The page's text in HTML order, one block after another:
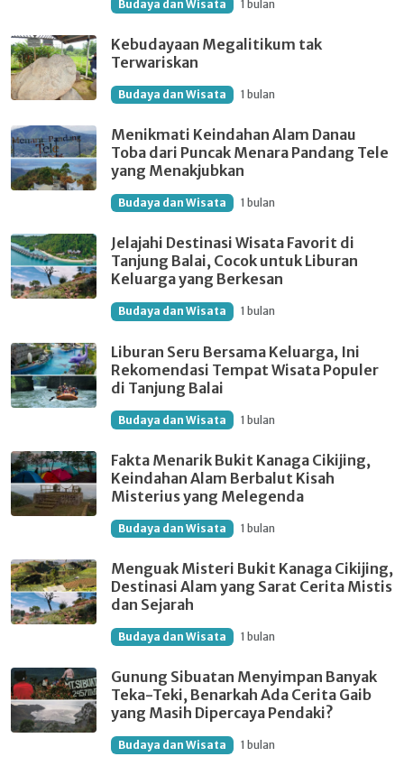
Budaya dan Wisata 1 bulan
Kebudayaan Megalitikum tak
Terwariskan
Budaya dan Wisata 1 bulan
Menikmati Keindahan Alam Danau
Toba dari Puncak Menara Pandang Tele
yang Menakjubkan
Budaya dan Wisata 1 bulan
Jelajahi Destinasi Wisata Favorit di
Tanjung Balai, Cocok untuk Liburan
Keluarga yang Berkesan
Budaya dan Wisata 1 bulan
Liburan Seru Bersama Keluarga, Ini
Rekomendasi Tempat Wisata Populer
di Tanjung Balai
Budaya dan Wisata 1 bulan
Fakta Menarik Bukit Kanaga Cikijing,
Keindahan Alam Berbalut Kisah
Misterius yang Melegenda
Budaya dan Wisata 1 bulan
Menguak Misteri Bukit Kanaga Cikijing,
Destinasi Alam yang Sarat Cerita Mistis
dan Sejarah
Budaya dan Wisata 1 bulan
Gunung Sibuatan Menyimpan Banyak
Teka-Teki, Benarkah Ada Cerita Gaib
yang Masih Dipercaya Pendaki?
Budaya dan Wisata 1 bulan